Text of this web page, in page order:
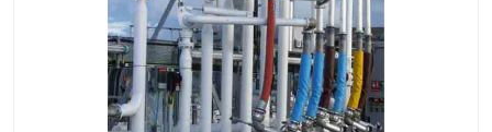
卸车鹤管
输油臂
紧急脱离干式接头 火车鹤管